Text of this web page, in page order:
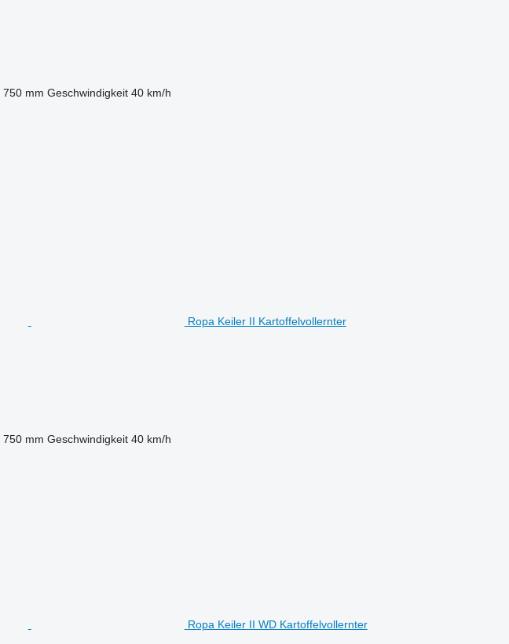
750 mm Geschwindigkeit 40 km/h
Ropa Keiler II Kartoffelvollernter
750 mm Geschwindigkeit 40 km/h
Ropa Keiler II WD Kartoffelvollernter